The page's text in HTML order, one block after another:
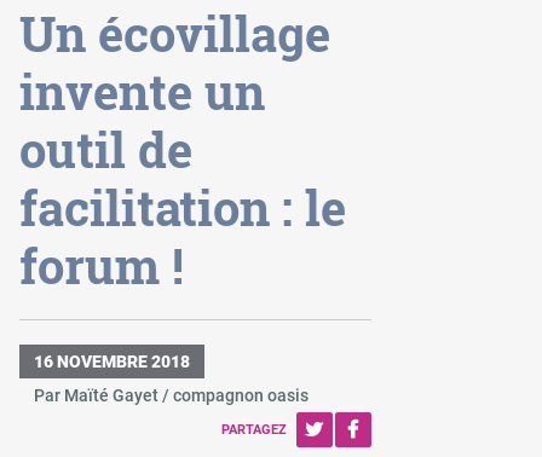
Un écovillage
invente un
outil de
facilitation : le
forum !
16 NOVEMBRE 2018
Par Maïté Gayet / compagnon oasis
PARTAGEZ